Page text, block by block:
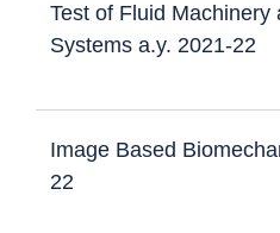
Test of Fluid Machinery
Systems a.y. 2021-22
Image Based
22